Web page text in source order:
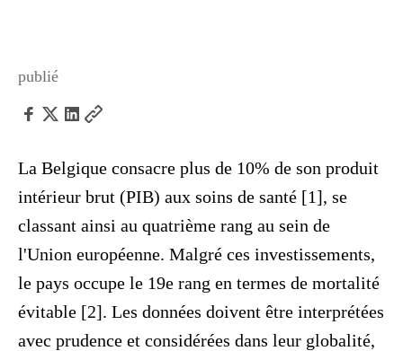
publié
La Belgique consacre plus de 10% de son produit
intérieur brut (PIB) aux soins de santé [1], se
classant ainsi au quatrième rang au sein de
l'Union européenne. Malgré ces investissements,
le pays occupe le 19e rang en termes de mortalité
évitable [2]. Les données doivent être interprétées
avec prudence et considérées dans leur globalité,